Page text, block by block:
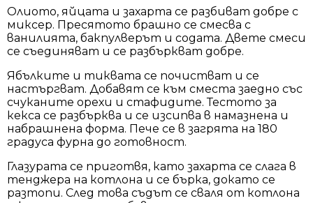
Олиото, яйцата и захарта се разбиват добре с
миксер. Пресятото брашно се смесва с
ванилията, бакпулверът и содата. Двете смеси
се съединяват и се разбъркват добре.
Ябълките и тиквата се почистват и се
настъргват. Добавят се към сместа заедно със
счуканите орехи и стафидите. Тестото за
кекса се разбърква и се изсипва в намазнена и
набрашнена форма. Пече се в загрята на 180
градуса фурна до готовност.
Глазурата се приготвя, като захарта се слага в
тенджера на котлона и се бърка, докато се
разтопи. След това съдът се сваля от котлона